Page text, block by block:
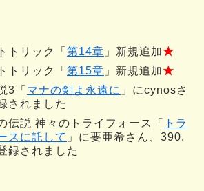
トリック「 第14章 」新規追加★
トリック「 第15章 」新規追加★
3「 マナの剣よ永遠に 」にcynosさ
されました
伝説 神々のトライフォース「
トラ
スに託して 」に要亜希さん、390.
録されました